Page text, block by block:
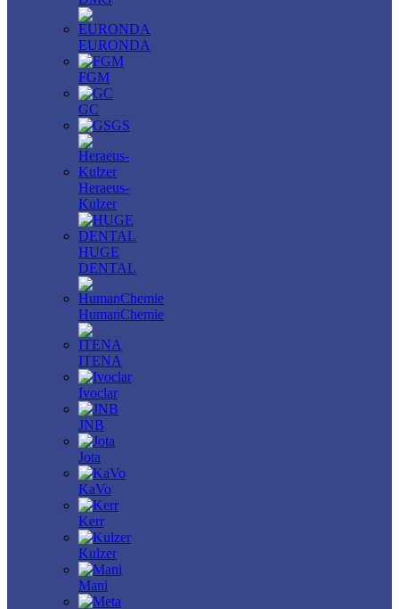
EURONDA
FGM
GC
GS
Heraeus-
Kulzer
HUGE
DENTAL
HumanChemie
ITENA
Ivoclar
JNB
Jota
KaVo
Kerr
Kulzer
Mani